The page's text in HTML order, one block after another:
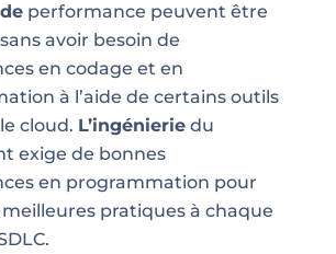
performance peuvent être
avoir besoin de
en codage et en
à l’aide de certains outils
cloud. L’ingénieriedu
exige de bonnes
en programmation pour
pratiques à chaque